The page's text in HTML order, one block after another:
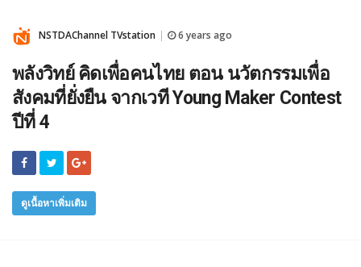
NSTDAChannel TVstation 6 years ago
พลังวิทย์ คิดเพื่อคนไทย ตอน นวัตกรรมเพื่อ
สังคมที่ยั่งยืน จากเวที Young Maker Contest
ปีที่ 4
ดูเนื้อหาเพิ่มเติม